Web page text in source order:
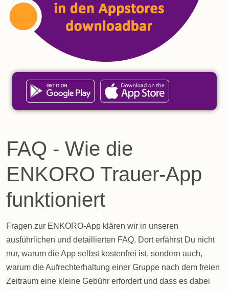
FAQ - Wie die
ENKORO Trauer-App
funktioniert
Fragen zur ENKORO-App klären wir in unseren
ausführlichen und detaillierten FAQ. Dort erfährst Du nicht
nur, warum die App selbst kostenfrei ist, sondern auch,
warum die Aufrechterhaltung einer Gruppe nach dem freien
Zeitraum eine kleine Gebühr erfordert und dass es dabei